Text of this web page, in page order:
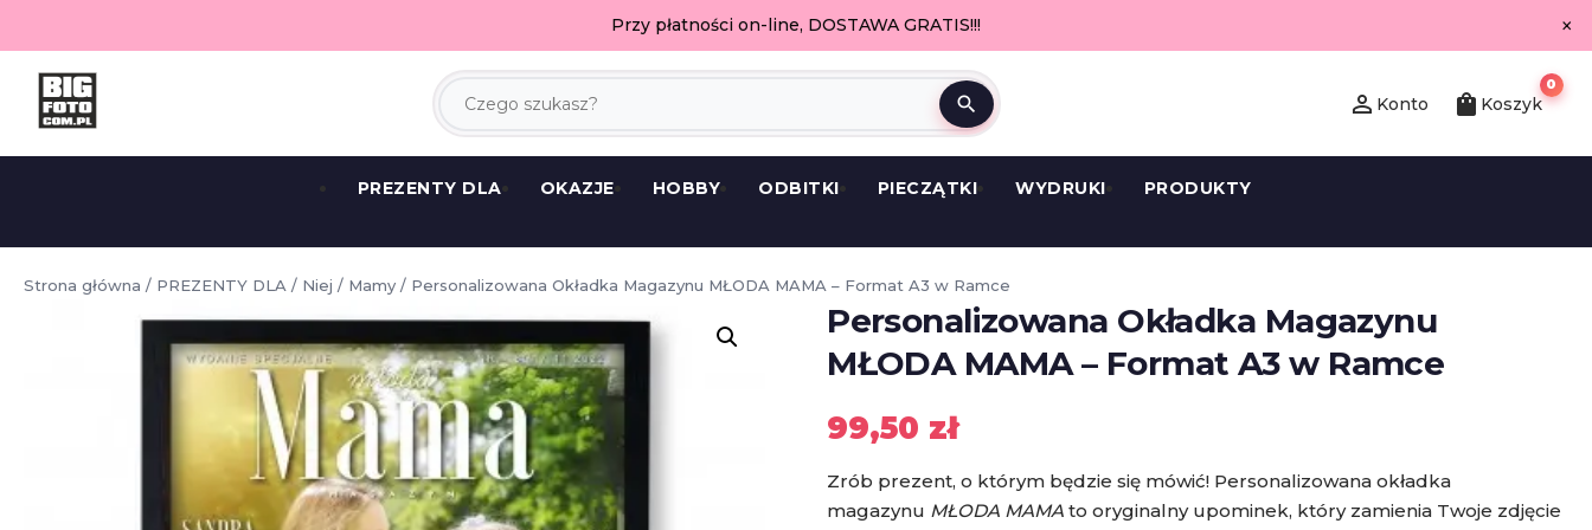
Przy płatności on-line, DOSTAWA GRATIS!!! ×
search person_outline Konto shopping_bag Koszyk
0
PREZENTY DLA OKAZJE HOBBY ODBITKI PIECZĄTKI WYDRUKI PRODUKTY
Strona główna / PREZENTY DLA / Niej / Mamy / Personalizowana Okładka Magazynu MŁODA MAMA – Format A3 w Ramce
Personalizowana Okładka Magazynu
MŁODA MAMA – Format A3 w Ramce
99,50 zł
Zrób prezent, o którym będzie się mówić! Personalizowana okładka
magazynu MŁODA MAMA to oryginalny upominek, który zamienia Twoje zdjęcie